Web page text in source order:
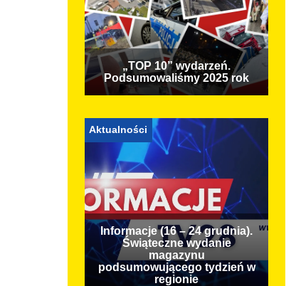
„TOP 10” wydarzeń.
Podsumowaliśmy 2025 rok
Aktualności
Informacje (16 – 24 grudnia).
Świąteczne wydanie
magazynu
podsumowującego tydzień w
regionie